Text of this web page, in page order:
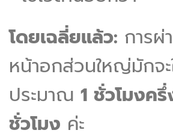
โดยเฉลี่ยแล้ว: การผ่
หน้าอกส่วนใหญ่มักจะ
ประมาณ 1 ชั่วโมงค
ชั่วโมง ค่ะ